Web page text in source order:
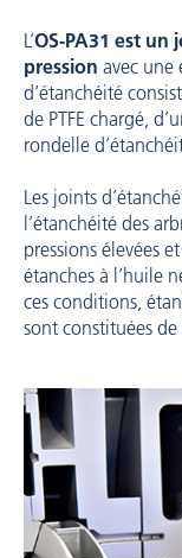
L’OS-PA31 est un
pression avec une
d’étanchéité
de PTFE chargé,
rondelle
Les joints
l’étanchéité des
pressions élevées
étanches à l’huile
ces conditions,
sont constituées